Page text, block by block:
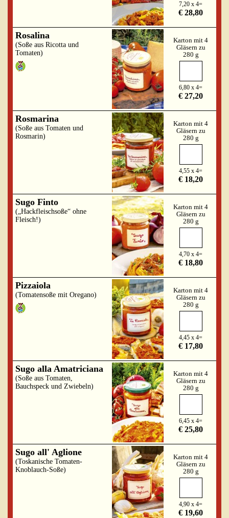
7,20 x 4=
€ 28,80
Rosalina
(Soße aus Ricotta und
Tomaten)
Karton mit 4
Gläsern zu
280 g
6,80 x 4=
€ 27,20
Rosmarina
(Soße aus Tomaten und
Rosmarin)
Karton mit 4
Gläsern zu
280 g
4,55 x 4=
€ 18,20
Sugo Finto
(„Hackfleischsoße“ ohne
Fleisch!)
Karton mit 4
Gläsern zu
280 g
4,70 x 4=
€ 18,80
Pizzaiola
(Tomatensoße mit Oregano)
Karton mit 4
Gläsern zu
280 g
4,45 x 4=
€ 17,80
Sugo alla Amatriciana
(Soße aus Tomaten,
Bauchspeck und Zwiebeln)
Karton mit 4
Gläsern zu
280 g
6,45 x 4=
€ 25,80
Sugo all' Aglione
(Toskanische Tomaten-
Knoblauch-Soße)
Karton mit 4
Gläsern zu
280 g
4,90 x 4=
€ 19,60